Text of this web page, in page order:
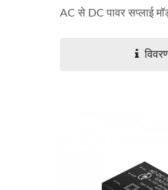
AC से DC पावर सप्लाई
हाफ-ब्रिक DC-